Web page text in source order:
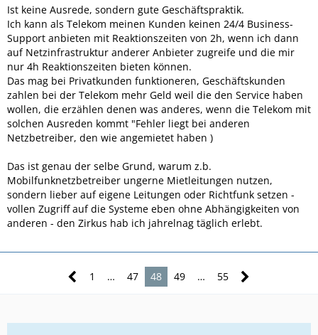
Ist keine Ausrede, sondern gute Geschäftspraktik.
Ich kann als Telekom meinen Kunden keinen 24/4 Business-
Support anbieten mit Reaktionszeiten von 2h, wenn ich dann
auf Netzinfrastruktur anderer Anbieter zugreife und die mir
nur 4h Reaktionszeiten bieten können.
Das mag bei Privatkunden funktioneren, Geschäftskunden
zahlen bei der Telekom mehr Geld weil die den Service haben
wollen, die erzählen denen was anderes, wenn die Telekom mit
solchen Ausreden kommt "Fehler liegt bei anderen
Netzbetreiber, den wie angemietet haben )
Das ist genau der selbe Grund, warum z.b.
Mobilfunknetzbetreiber ungerne Mietleitungen nutzen,
sondern lieber auf eigene Leitungen oder Richtfunk setzen -
vollen Zugriff auf die Systeme eben ohne Abhängigkeiten von
anderen - den Zirkus hab ich jahrelnag täglich erlebt.
1 … 47 48 49 … 55